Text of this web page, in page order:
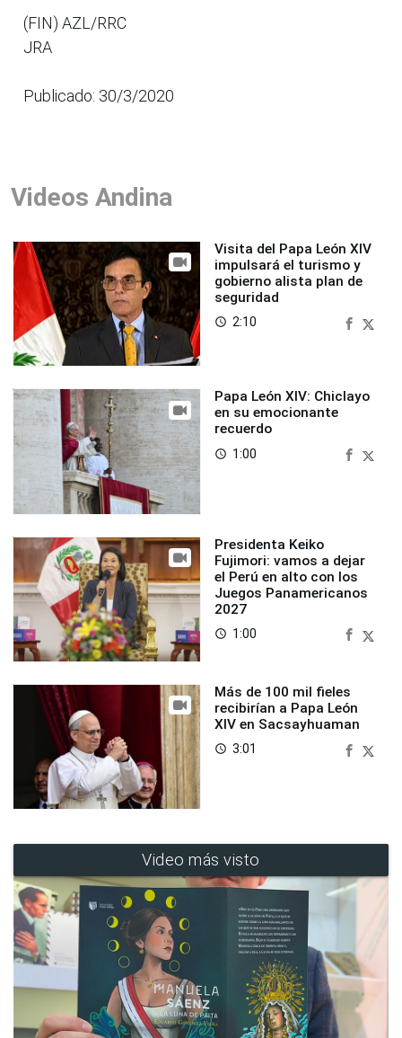
(FIN) AZL/RRC
JRA
Publicado: 30/3/2020
Videos Andina
Visita del Papa León XIV
impulsará el turismo y
gobierno alista plan de
seguridad
access_time 2:10
Papa León XIV: Chiclayo
en su emocionante
recuerdo
access_time 1:00
Presidenta Keiko
Fujimori: vamos a dejar
el Perú en alto con los
Juegos Panamericanos
2027
access_time 1:00
Más de 100 mil fieles
recibirían a Papa León
XIV en Sacsayhuaman
access_time 3:01
Video más visto